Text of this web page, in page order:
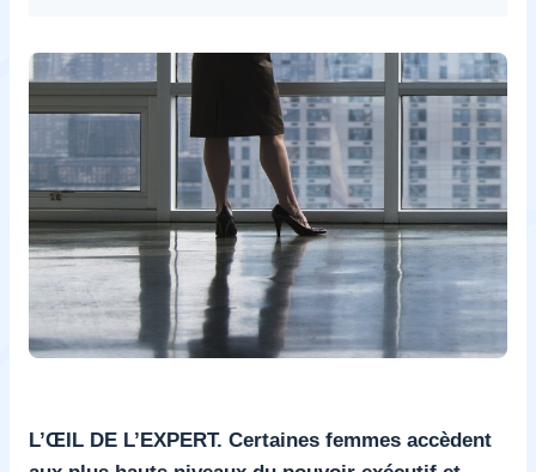
L’ŒIL DE L’EXPERT. Certaines femmes accèdent